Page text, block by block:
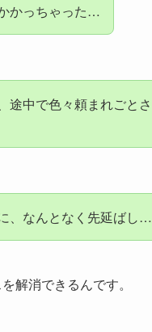
かっちゃった…
途中で色々頼まれごとさ
、なんとなく先延ばし…
解消できるんです。